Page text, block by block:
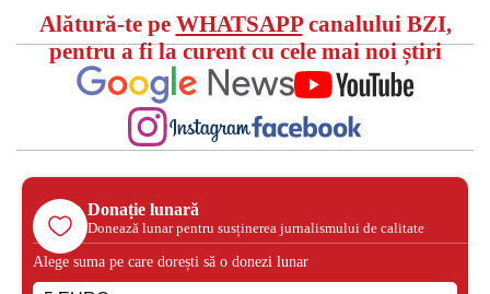
Alătură-te pe WHATSAPPcanalului BZI,
pentru a fi la curent cu cele mai noi știri
Donație lunară
Donează lunar pentru susținerea jurnalismului de calitate
Alege suma pe care dorești să o donezi lunar